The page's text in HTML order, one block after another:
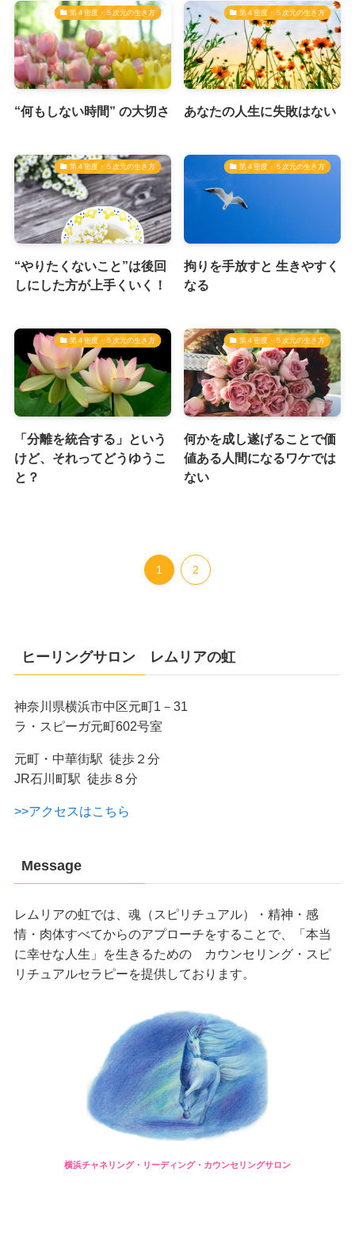
第４密度・５次元の生き方
“何もしない時間” の大切さ
第４密度・５次元の生き方
あなたの人生に失敗はない
第４密度・５次元の生き方
“やりたくないこと”は後回
しにした方が上手くいく！
第４密度・５次元の生き方
拘りを手放すと 生きやすく
なる
第４密度・５次元の生き方
「分離を統合する」という
けど、それってどうゆうこ
と？
第４密度・５次元の生き方
何かを成し遂げることで価
値ある人間になるワケでは
ない
1 2
ヒーリングサロン レムリアの虹
神奈川県横浜市中区元町1－31
ラ・スピーガ元町602号室
元町・中華街駅 徒歩２分
JR石川町駅 徒歩８分
>>アクセスはこちら
Message
レムリアの虹では、魂（スピリチュアル）・精神・感
情・肉体すべてからのアプローチをすることで、「本当
に幸せな人生」を生きるための カウンセリング・スピ
リチュアルセラピーを提供しております。
横浜チャネリング・リーディング・カウンセリングサロン